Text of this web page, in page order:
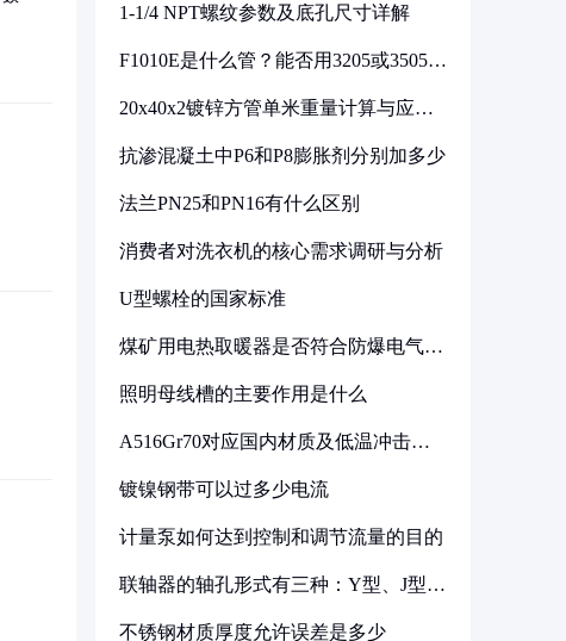
1-1/4 NPT螺纹参数及底孔尺寸详解
F1010E是什么管？能否用3205或3505代
20x40x2镀锌方管单米重量计算与应用
抗渗混凝土中P6和P8膨胀剂分别加多少
法兰PN25和PN16有什么区别
消费者对洗衣机的核心需求调研与分析
U型螺栓的国家标准
煤矿用电热取暖器是否符合防爆电气设
照明母线槽的主要作用是什么
A516Gr70对应国内材质及低温冲击要
镀镍钢带可以过多少电流
计量泵如何达到控制和调节流量的目的
联轴器的轴孔形式有三种：Y型、J型、
不锈钢材质厚度允许误差是多少